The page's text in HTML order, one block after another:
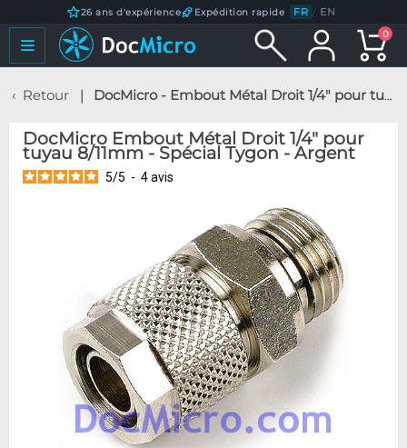
26 ans d'expérience Expédition rapide FR / EN
0
Retour DocMicro - Embout Métal Droit 1/4" pour tuyau 8/11mm - Spécial Tygon - Argent
DocMicro Embout Métal Droit 1/4" pour
tuyau 8/11mm - Spécial Tygon - Argent
5/5 - 4avis